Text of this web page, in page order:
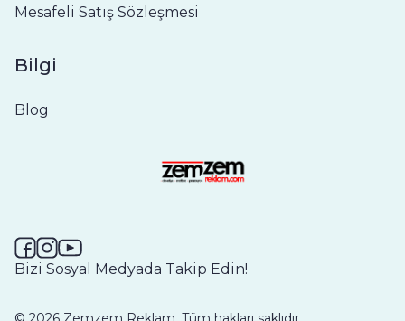
Mesafeli Satış Sözleşmesi
Bilgi
Blog
Bizi Sosyal Medyada Takip Edin!